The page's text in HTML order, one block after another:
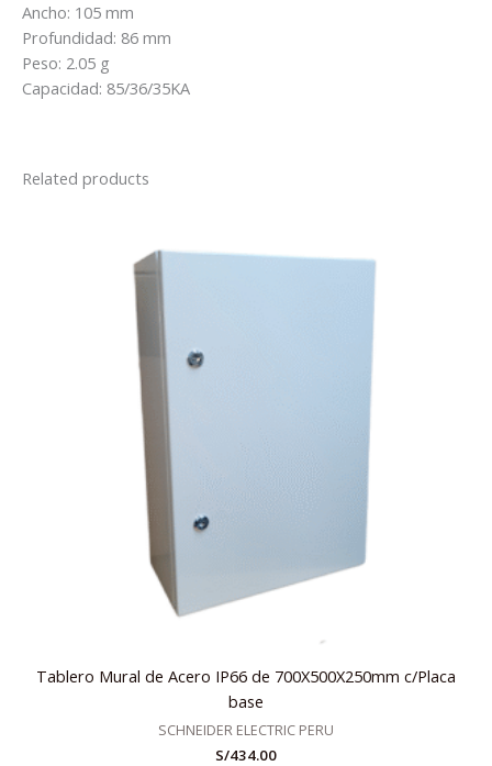
Ancho: 105 mm
Profundidad: 86 mm
Peso: 2.05 g
Capacidad: 85/36/35KA
Related products
Tablero Mural de Acero IP66 de 700X500X250mm c/Placa
base
SCHNEIDER ELECTRIC PERU
S/434.00